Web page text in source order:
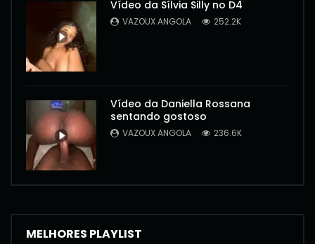
Vídeo da Sílvia Silly no D4
VAZOUX ANGOLA 252.2K
Vídeo da Daniella Rossana
sentando gostoso
VAZOUX ANGOLA 236.6K
MELHORES PLAYLIST